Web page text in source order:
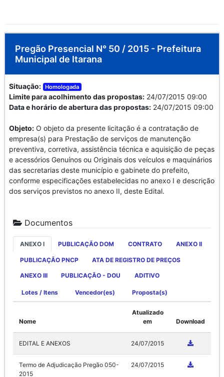
Pregão Presencial N° 50 / 2015 - Prefeitura
Municipal de Itarana
Situação: Homologada
Limite para acolhimento das propostas: 24/07/2015 09:00
Data e horário de abertura das propostas: 24/07/2015 09:00
Objeto: O objeto da presente licitação é a contratação de
empresa(s) para Prestação de serviços de manutenção
preventiva, corretiva, assistência técnica e aquisição de peças
e acessórios Genuínos ou Originais dos veículos e maquinários
das secretarias deste município e gabinete do prefeito,
conforme especificações estabelecidas no anexo I e descrição
dos serviços previstos no anexo II, deste Edital.
Documentos
ANEXO I PUBLICAÇÃO DOM CONTRATO ANEXO II
PUBLICAÇÃO PNCP ATA DE REGISTRO DE PREÇOS
ANEXO III PUBLICAÇÃO - DOU ADITIVO
Lotes / Itens Vencedor(es) Proposta(s)
Nome
Atualizado
em
Download
EDITAL E ANEXOS 24/07/2015
Termo de Adjudicação Pregão 050-
2015
24/07/2015